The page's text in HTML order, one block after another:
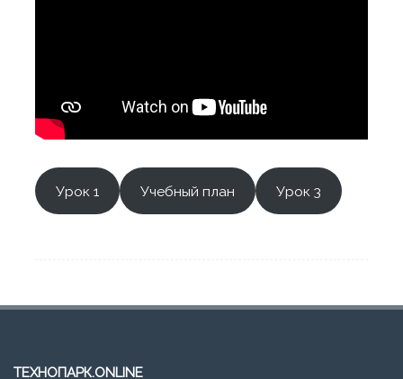
Урок 1 Учебный план Урок 3
ТЕХНОПАРК.ONLINE